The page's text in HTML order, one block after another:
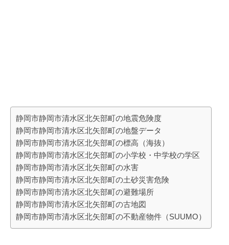
静岡市静岡市清水区北矢部町の地震危険度
静岡市静岡市清水区北矢部町の地盤データ
静岡市静岡市清水区北矢部町の標高（海抜）
静岡市静岡市清水区北矢部町の小学校・中学校の学区
静岡市静岡市清水区北矢部町の水害
静岡市静岡市清水区北矢部町の土砂災害危険
静岡市静岡市清水区北矢部町の避難場所
静岡市静岡市清水区北矢部町の古地図
静岡市静岡市清水区北矢部町の不動産物件（SUUMO）